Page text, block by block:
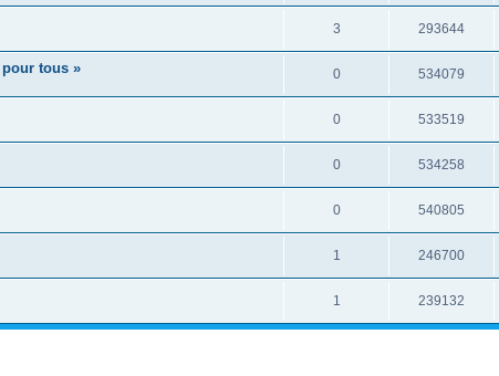
3 293644
tous » 0 534079
0 533519
0 534258
0 540805
1 246700
1 239132